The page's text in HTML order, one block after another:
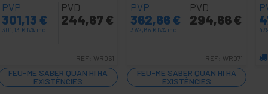
PVP
301,13 €
301,13 € IVA inc.
PVD
244,67 €
REF: WR061
FEU-ME SABER QUAN HI HA
EXISTÈNCIES
PVP
362,66€
362,66 € IVA inc.
PVD
294,66 €
REF: WR071
FEU-ME SABER QUAN HI HA
EXISTÈNCIES